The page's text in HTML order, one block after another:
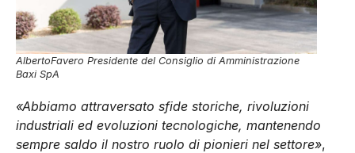
AlbertoFavero Presidente del Consiglio di Amministrazione
Baxi SpA
«Abbiamo attraversato sfide storiche, rivoluzioni
industriali ed evoluzioni tecnologiche, mantenendo
sempre saldo il nostro ruolo di pionieri nel settore»,